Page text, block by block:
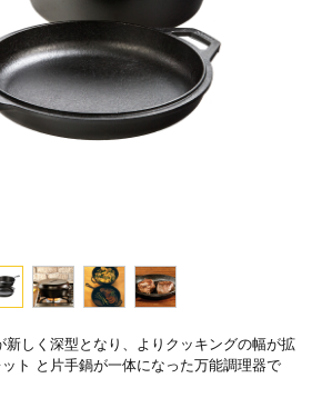
しく深型となり、よりクッキングの幅が拡
ト と片手鍋が一体になった万能調理器で